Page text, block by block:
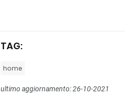
TAG:
home
ultimo aggiornamento: 26-10-2021